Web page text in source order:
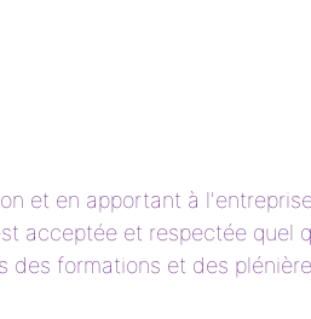
et en apportant à
acceptée et respectée quel
formations et des